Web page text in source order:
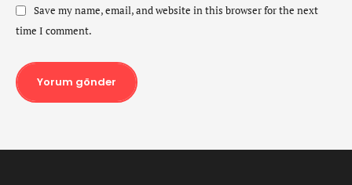
Save my name, email, and website in this browser for the next
time I comment.
Yorum gönder